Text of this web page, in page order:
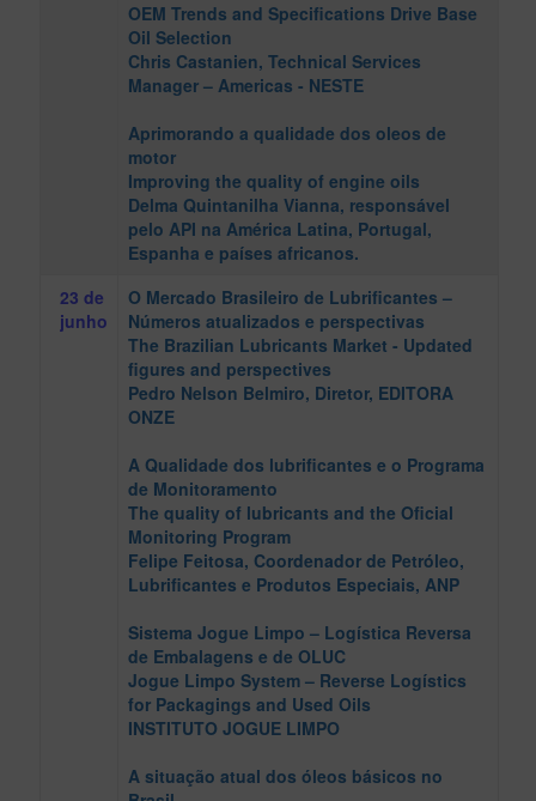
OEM Trends and Specifications Drive Base
Oil Selection
Chris Castanien, Technical Services
Manager – Americas - NESTE
Aprimorando a qualidade dos oleos de
motor
Improving the quality of engine oils
Delma Quintanilha Vianna, responsável
pelo API na América Latina, Portugal,
Espanha e países africanos.
23 de
junho
O Mercado Brasileiro de Lubrificantes –
Números atualizados e perspectivas
The Brazilian Lubricants Market - Updated
figures and perspectives
Pedro Nelson Belmiro, Diretor, EDITORA
ONZE
A Qualidade dos lubrificantes e o Programa
de Monitoramento
The quality of lubricants and the Oficial
Monitoring Program
Felipe Feitosa, Coordenador de Petróleo,
Lubrificantes e Produtos Especiais, ANP
Sistema Jogue Limpo – Logística Reversa
de Embalagens e de OLUC
Jogue Limpo System – Reverse Logístics
for Packagings and Used Oils
INSTITUTO JOGUE LIMPO
A situação atual dos óleos básicos no